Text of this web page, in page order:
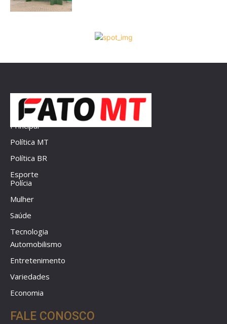
Principal
Política MT
Política BR
Esporte
Polícia
Mulher
Saúde
Tecnologia
Automobilismo
Entretenimento
Variedades
Economia
FALE CONOSCO